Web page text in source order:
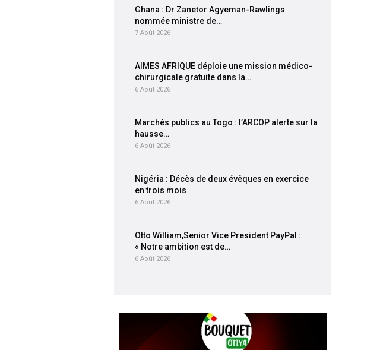
Ghana : Dr Zanetor Agyeman-Rawlings
nommée ministre de…
7 Août 2026
AIMES AFRIQUE déploie une mission médico-
chirurgicale gratuite dans la…
6 Août 2026
Marchés publics au Togo : l’ARCOP alerte sur la
hausse…
6 Août 2026
Nigéria : Décès de deux évêques en exercice
en trois mois
6 Août 2026
Otto William,Senior Vice President PayPal :
« Notre ambition est de…
6 Août 2026